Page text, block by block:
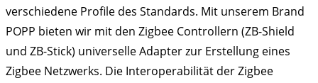
verschiedene Profile des Standards. Mit unserem Brand
POPP bieten wir mit den Zigbee Controllern (ZB-Shield
und ZB-Stick) universelle Adapter zur Erstellung eines
Zigbee Netzwerks. Die Interoperabilität der Zigbee